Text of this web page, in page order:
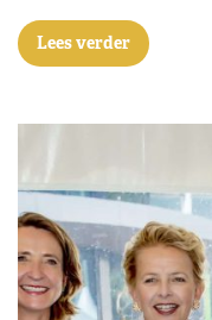
Lees verder